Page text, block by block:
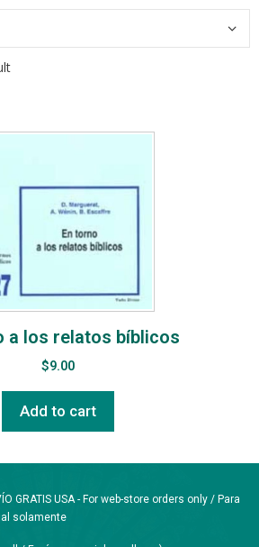
a los relatos bíblicos
$9.00
Add to cart
GRATIS USA - For web-store orders only / Para
solamente